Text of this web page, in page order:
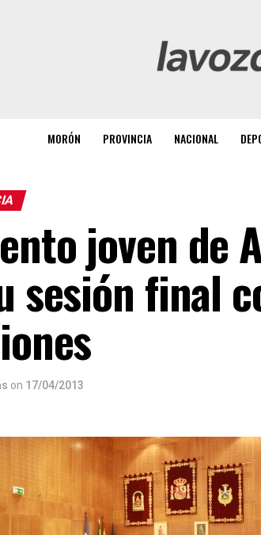
MORÓN PROVINCIA NACIONAL
joven de
sesión final
on 17/04/2013